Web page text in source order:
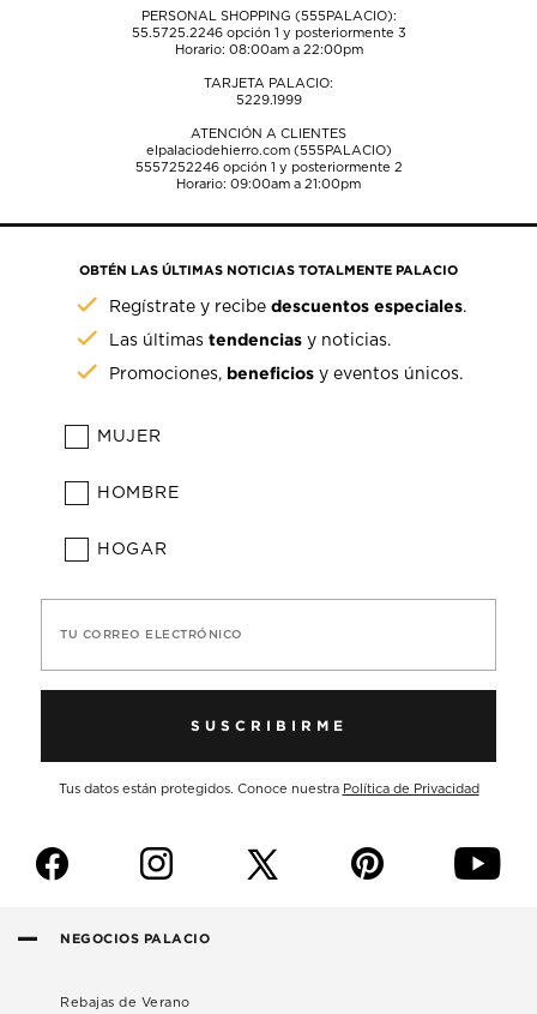
PERSONAL SHOPPING (555PALACIO):
55.5725.2246opción 1 y posteriormente 3
Horario: 08:00am a 22:00pm
TARJETA PALACIO:
5229.1999
ATENCIÓN A CLIENTES
elpalaciodehierro.com (555PALACIO)
5557252246opción 1 y posteriormente 2
Horario: 09:00am a 21:00pm
OBTÉN LAS ÚLTIMAS NOTICIAS TOTALMENTE PALACIO
Regístrate y recibedescuentos especiales.
Las últimastendencias y noticias.
Promociones, beneficios y eventos únicos.
MUJER
HOMBRE
HOGAR
TU CORREO ELECTRÓNICO
SUSCRIBIRME
Tus datos están protegidos. Conoce nuestra Política de Privacidad
f i p y
NEGOCIOS PALACIO
Rebajas de Verano